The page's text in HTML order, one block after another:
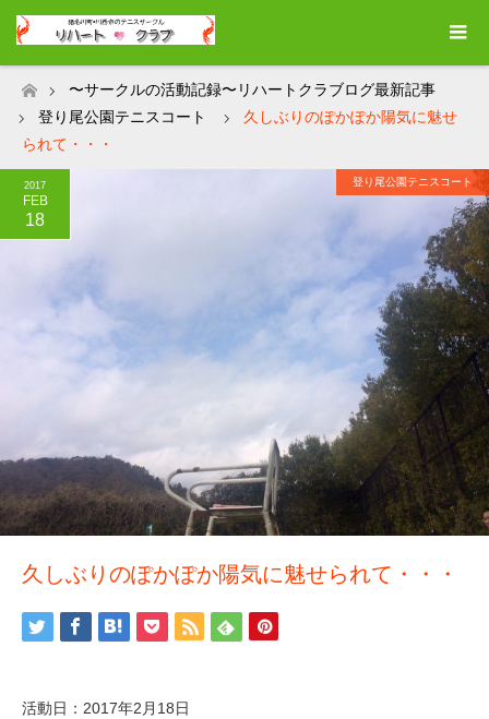
〜サークルの活動記録〜リハートクラブログ最新記事
登り尾公園テニスコート
久しぶりのぽかぽか陽気に魅せ
られて・・・
2017
FEB
18
登り尾公園テニスコート
久しぶりのぽかぽか陽気に魅せられて・・・
活動日：2017年2月18日